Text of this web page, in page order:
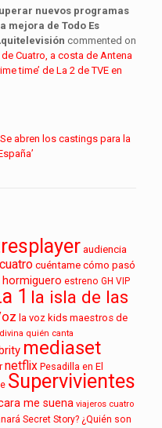
nuevos programas
mejora de Todo Es
commented on
Cuatro, a costa de Antena
time’ de La 2 de TVE en
Se abren los castings para la
audiencia
cuatrocuéntame cómo pasó
hormiguero estreno GH VIP
1 la isla de las
la voz kids maestros de
quién canta
mediaset
netflix Pesadilla en El
Supervivientes
me suena viajeros cuatro
Secret Story? ¿Quién son